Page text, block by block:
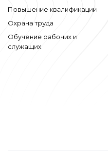
Повышение квалификации
Охрана труда
Обучение рабочих и
служащих